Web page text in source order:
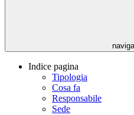
Indice pagina
Tipologia
Cosa fa
Responsabile
Sede